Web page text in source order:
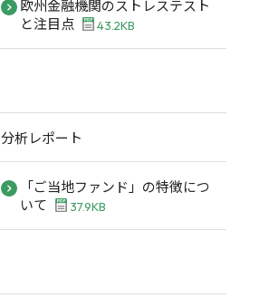
欧州金融機関のストレステスト
と注目点
43.2KB
分析レポート
「ご当地ファンド」の特徴につ
いて
37.9KB